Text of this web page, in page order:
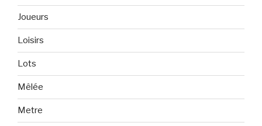
Joueurs
Loisirs
Lots
Mêlée
Metre